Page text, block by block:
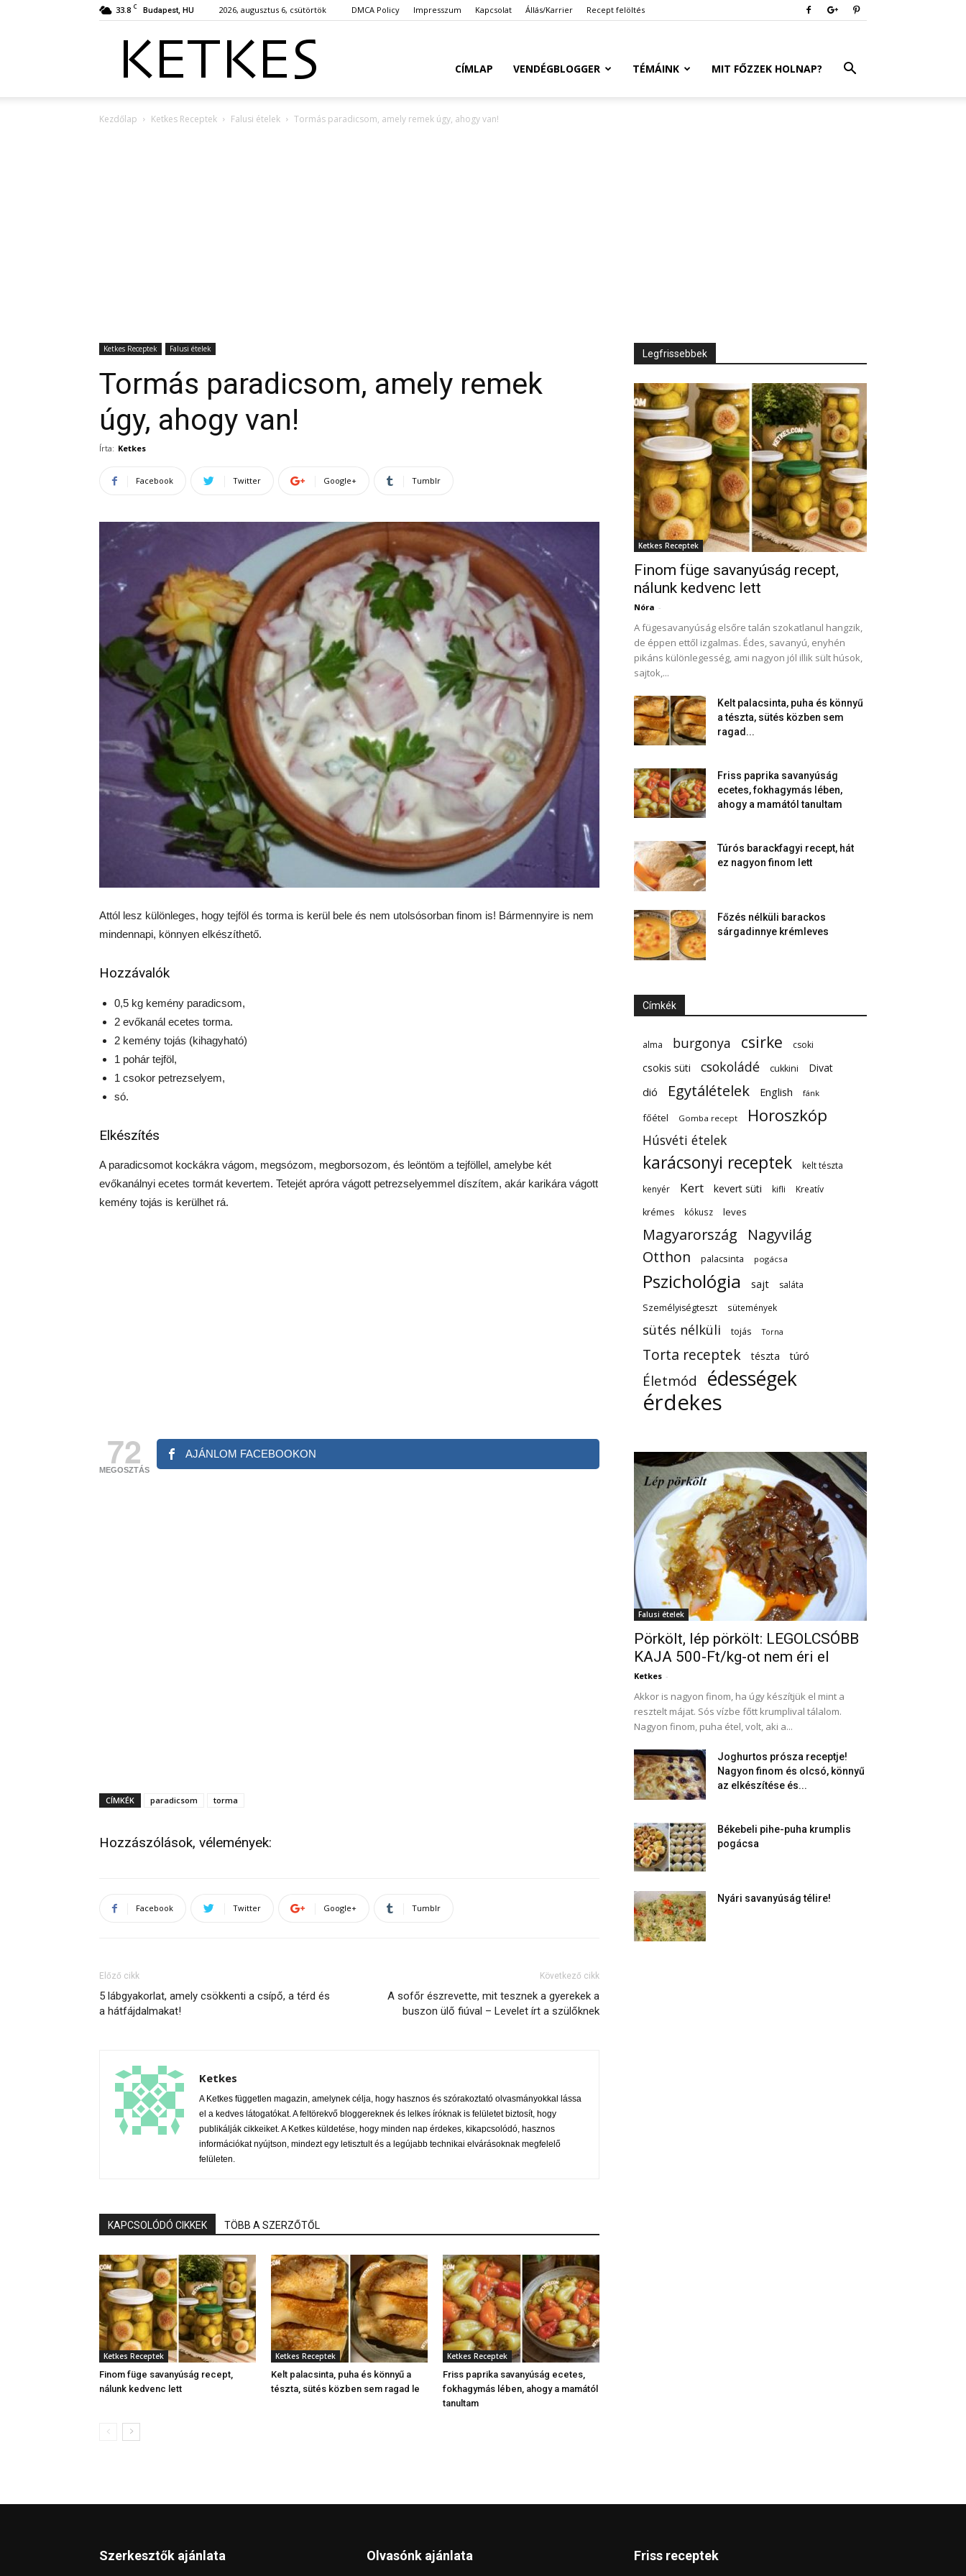
33.8 C Budapest, HU 2026, augusztus 6, csütörtök DMCA Policy Impresszum Kapcsolat Állás/Karrier Recept felöltés
CÍMLAP VENDÉGBLOGGER TÉMÁINK MIT FŐZZEK HOLNAP?
Kezdőlap Ketkes Receptek Falusi ételek Tormás paradicsom, amely remek úgy, ahogy van!
Ketkes Receptek Falusi ételek
Tormás paradicsom, amely remek
úgy, ahogy van!
Írta: Ketkes
Facebook Twitter Google+ Tumblr
Attól lesz különleges, hogy tejföl és torma is kerül bele és nem utolsósorban finom is! Bármennyire is nem
mindennapi, könnyen elkészíthető.
Hozzávalók
0,5 kg kemény paradicsom,
2 evőkanál ecetes torma.
2 kemény tojás (kihagyható)
1 pohár tejföl,
1 csokor petrezselyem,
só.
Elkészítés
A paradicsomot kockákra vágom, megsózom, megborsozom, és leöntöm a tejföllel, amelybe két
evőkanálnyi ecetes tormát kevertem. Tetejét apróra vágott petrezselyemmel díszítem, akár karikára vágott
kemény tojás is kerülhet rá.
72
MEGOSZTÁS
AJÁNLOM FACEBOOKON
CÍMKÉK paradicsom torma
Hozzászólások, vélemények:
Facebook Twitter Google+ Tumblr
Előző cikk
5 lábgyakorlat, amely csökkenti a csípő, a térd és
a hátfájdalmakat!
Következő cikk
A sofőr észrevette, mit tesznek a gyerekek a
buszon ülő fiúval – Levelet írt a szülőknek
Ketkes
A Ketkes független magazin, amelynek célja, hogy hasznos és szórakoztató olvasmányokkal lássa
el a kedves látogatókat. A feltörekvő bloggereknek és lelkes íróknak is felületet biztosít, hogy
publikálják cikkeiket. A Ketkes küldetése, hogy minden nap érdekes, kikapcsolódó, hasznos
információkat nyújtson, mindezt egy letisztult és a legújabb technikai elvárásoknak megfelelő
felületen.
KAPCSOLÓDÓ CIKKEK TÖBB A SZERZŐTŐL
Ketkes Receptek
Finom füge savanyúság recept,
nálunk kedvenc lett
Ketkes Receptek
Kelt palacsinta, puha és könnyű a
tészta, sütés közben sem ragad le
Ketkes Receptek
Friss paprika savanyúság ecetes,
fokhagymás lében, ahogy a mamától
tanultam
Legfrissebbek
Ketkes Receptek
Finom füge savanyúság recept,
nálunk kedvenc lett
Nóra -
A fügesavanyúság elsőre talán szokatlanul hangzik,
de éppen ettől izgalmas. Édes, savanyú, enyhén
pikáns különlegesség, ami nagyon jól illik sült húsok,
sajtok,...
Kelt palacsinta, puha és könnyű
a tészta, sütés közben sem
ragad...
Friss paprika savanyúság
ecetes, fokhagymás lében,
ahogy a mamától tanultam
Túrós barackfagyi recept, hát
ez nagyon finom lett
Főzés nélküli barackos
sárgadinnye krémleves
Címkék
alma burgonya csirke csoki
csokis süti csokoládé cukkini Divat
dió Egytálételek English fánk
főétel Gomba recept Horoszkóp
Húsvéti ételek
karácsonyi receptek
kelt tészta
kenyér
Kert kevert süti kifli
Kreatív
krémes
kókusz leves
Magyarország
Nagyvilág
Otthon
palacsinta pogácsa
Pszichológia sajt
saláta
Személyiségteszt
sütemények
sütés nélküli tojás Torna
Torta receptek tészta túró
Életmód édességek
érdekes
Falusi ételek
Pörkölt, lép pörkölt: LEGOLCSÓBB
KAJA 500-Ft/kg-ot nem éri el
Ketkes -
Akkor is nagyon finom, ha úgy készítjük el mint a
resztelt májat. Sós vízbe főtt krumplival tálalom.
Nagyon finom, puha étel, volt, aki a...
Joghurtos prósza receptje!
Nagyon finom és olcsó, könnyű
az elkészítése és...
Békebeli pihe-puha krumplis
pogácsa
Nyári savanyúság télire!
Szerkesztők ajánlata Olvasónk ajánlata Friss receptek